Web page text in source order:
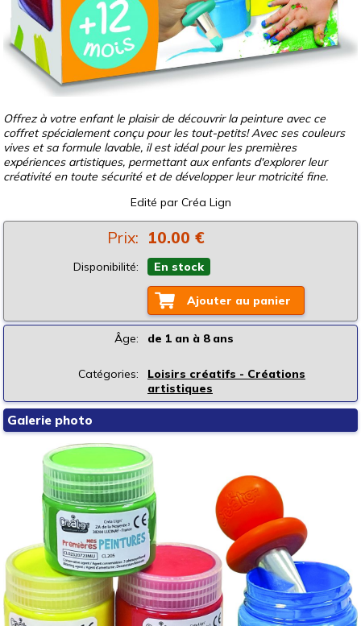
Offrez à votre enfant le plaisir de découvrir la peinture avec ce
coffret spécialement conçu pour les tout-petits! Avec ses couleurs
vives et sa formule lavable, il est idéal pour les premières
expériences artistiques, permettant aux enfants d'explorer leur
créativité en toute sécurité et de développer leur motricité fine.
Edité par Créa Lign
Prix: 10.00 €
Disponibilité: En stock
Ajouter au panier
Âge: de 1 an à 8 ans
Catégories:
Loisirs créatifs - Créations
artistiques
Galerie photo